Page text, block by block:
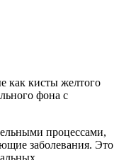
как кисты желтого
фона с
процессами,
заболевания. Это